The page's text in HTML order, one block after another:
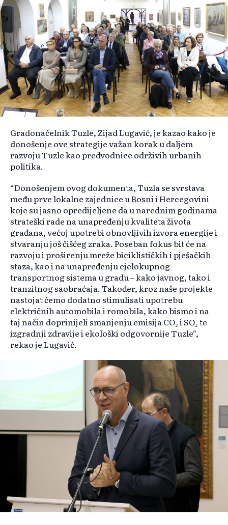
Gradonačelnik Tuzle, Zijad Lugavić, je kazao kako je
donošenje ove strategije važan korak u daljem
razvoju Tuzle kao predvodnice održivih urbanih
politika.
“Donošenjem ovog dokumenta, Tuzla se svrstava
među prve lokalne zajednice u Bosni i Hercegovini
koje su jasno opredijeljene da u narednim godinama
strateški rade na unapređenju kvaliteta života
građana, većoj upotrebi obnovljivih izvora energije i
stvaranju još čišćeg zraka. Poseban fokus bit će na
razvoju i proširenju mreže biciklističkih i pješačkih
staza, kao i na unapređenju cjelokupnog
transportnog sistema u gradu – kako javnog, tako i
tranzitnog saobraćaja. Također, kroz naše projekte
nastojat ćemo dodatno stimulisati upotrebu
električnih automobila i romobila, kako bismo i na
taj način doprinijeli smanjenju emisija CO₂ i SO₂ te
izgradnji zdravije i ekološki odgovornije Tuzle“,
rekao je Lugavić.